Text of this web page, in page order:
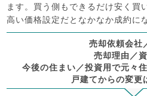
ます。買う側もできるだけ安く買
高い価格設定だとなかなか成約に
売却依頼会社
売却理由／
今後の住まい／投資用で元々
戸建てからの変更